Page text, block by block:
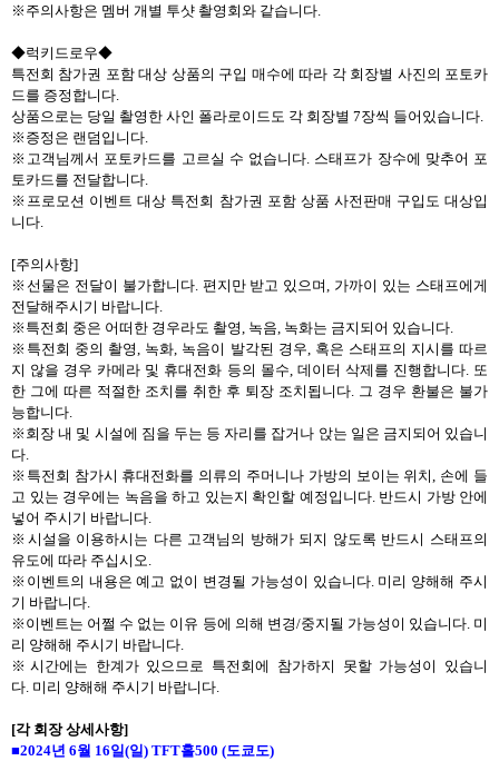
※주의사항은 멤버 개별 투샷 촬영회와 같습니다.
◆럭키드로우◆
특전회 참가권 포함 대상 상품의 구입 매수에 따라 각 회장별 사진의 포토카
드를 증정합니다.
상품으로는 당일 촬영한 사인 폴라로이드도 각 회장별 7장씩 들어있습니다.
※증정은 랜덤입니다.
※고객님께서 포토카드를 고르실 수 없습니다. 스태프가 장수에 맞추어 포
토카드를 전달합니다.
※프로모션 이벤트 대상 특전회 참가권 포함 상품 사전판매 구입도 대상입
니다.
[주의사항]
※선물은 전달이 불가합니다. 편지만 받고 있으며, 가까이 있는 스태프에게
전달해주시기 바랍니다.
※특전회 중은 어떠한 경우라도 촬영, 녹음, 녹화는 금지되어 있습니다.
※특전회 중의 촬영, 녹화, 녹음이 발각된 경우, 혹은 스태프의 지시를 따르
지 않을 경우 카메라 및 휴대전화 등의 몰수, 데이터 삭제를 진행합니다. 또
한 그에 따른 적절한 조치를 취한 후 퇴장 조치됩니다. 그 경우 환불은 불가
능합니다.
※회장 내 및 시설에 짐을 두는 등 자리를 잡거나 앉는 일은 금지되어 있습니
다.
※특전회 참가시 휴대전화를 의류의 주머니나 가방의 보이는 위치, 손에 들
고 있는 경우에는 녹음을 하고 있는지 확인할 예정입니다. 반드시 가방 안에
넣어 주시기 바랍니다.
※시설을 이용하시는 다른 고객님의 방해가 되지 않도록 반드시 스태프의
유도에 따라 주십시오.
※이벤트의 내용은 예고 없이 변경될 가능성이 있습니다. 미리 양해해 주시
기 바랍니다.
※이벤트는 어쩔 수 없는 이유 등에 의해 변경/중지될 가능성이 있습니다. 미
리 양해해 주시기 바랍니다.
※시간에는 한계가 있으므로 특전회에 참가하지 못할 가능성이 있습니
다. 미리 양해해 주시기 바랍니다.
[각 회장 상세사항]
■2024년 6월 16일(일) TFT홀500 (도쿄도)